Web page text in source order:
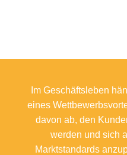
Im Geschäftsleben
eines
davon ab, den
werden und sich
Marktstandards